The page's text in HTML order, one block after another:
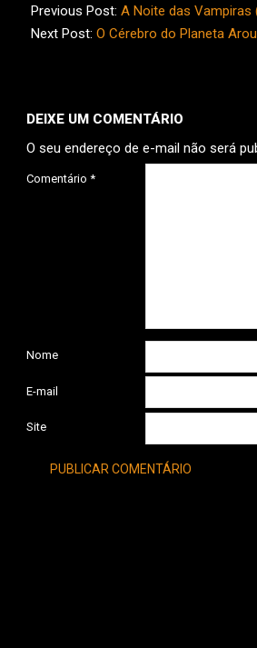
07-
18
Previous Post: A Noite das Vampiras
Next Post: O Cérebro do Planeta
DEIXE UM COMENTÁRIO
O seu endereço de e-mail não será
Comentário *
Nome
E-mail
Site